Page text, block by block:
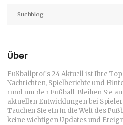
Über
Fußballprofis 24 Aktuell ist Ihre
Nachrichten, Spielberichte und
rund um den Fußball. Bleiben Sie
aktuellen Entwicklungen bei
Tauchen Sie ein in die Welt des
keine wichtigen Updates und